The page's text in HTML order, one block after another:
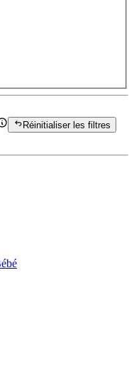
Réinitialiser les filtres